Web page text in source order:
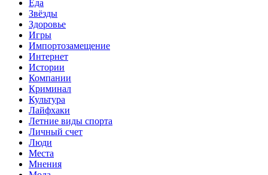
Еда
Звёзды
Здоровье
Игры
Импортозамещение
Интернет
Истории
Компании
Криминал
Культура
Лайфхаки
Летние виды спорта
Личный счет
Люди
Места
Мнения